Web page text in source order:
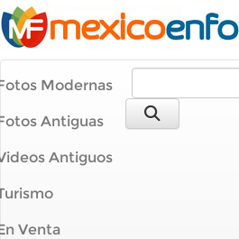
Modernas
Antiguas
Antiguos
Venta